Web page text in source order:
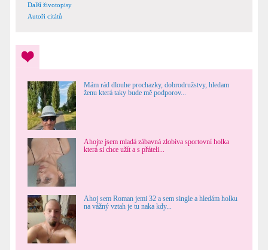
Další životopisy
Autoři citátů
Mám rád dlouhe prochazky, dobrodružstvy, hledam
ženu která taky bude mě podporov...
Ahojte jsem mladá zábavná zlobiva sportovní holka
která si chce užít a s přáteli...
Ahoj sem Roman jemi 32 a sem single a hledám holku
na vážný vztah je tu naka kdy...